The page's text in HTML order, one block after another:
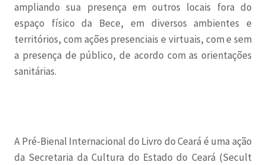
ampliando sua presença em outros locais fora do
espaço físico da Bece, em diversos ambientes e
territórios, com ações presenciais e virtuais, com e sem
a presença de público, de acordo com as orientações
sanitárias.
A Pré-Bienal Internacional do Livro do Ceará é uma ação
da Secretaria da Cultura do Estado do Ceará (Secult